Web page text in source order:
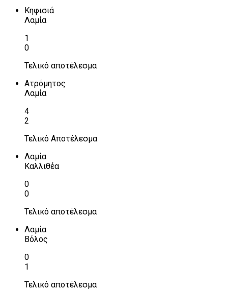
Κηφισιά
Λαμία
1
0
Τελικό αποτέλεσμα
Ατρόμητος
Λαμία
4
2
Τελικό Αποτέλεσμα
Λαμία
Καλλιθέα
0
0
Τελικό αποτέλεσμα
Λαμία
Βόλος
0
1
Τελικό αποτέλεσμα